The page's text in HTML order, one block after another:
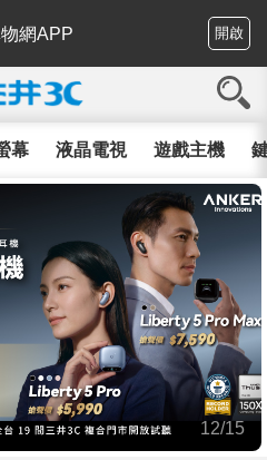
網APP 開啟
幕 液晶電視 遊戲主機
12/15